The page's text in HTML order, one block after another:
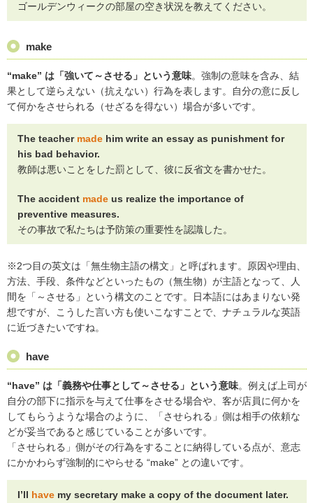
ゴールデンウィークの部屋の空き状況を教えてください。
make
“make” は「強いて～させる」という意味。強制の意味を含み、結
果として逆らえない（抗えない）行為を表します。自分の意に反し
て何かをさせられる（せざるを得ない）場合が多いです。
The teacher made him write an essay as punishment for
his bad behavior.
教師は悪いことをした罰として、彼に反省文を書かせた。
The accident made us realize the importance of
preventive measures.
その事故で私たちは予防策の重要性を認識した。
※2つ目の英文は「無生物主語の構文」と呼ばれます。原因や理由、
方法、手段、条件などといったもの（無生物）が主語となって、人
間を「～させる」という構文のことです。日本語にはあまりない発
想ですが、こうした言い方も使いこなすことで、ナチュラルな英語
に近づきたいですね。
have
“have” は「義務や仕事として～させる」という意味。例えば上司が
自分の部下に指示を与えて仕事をさせる場合や、客が店員に何かを
してもらうような場合のように、「させられる」側は相手の依頼な
どが妥当であると感じていることが多いです。
「させられる」側がその行為をすることに納得している点が、意志
にかかわらず強制的にやらせる “make” との違いです。
I’ll have my secretary make a copy of the document later.